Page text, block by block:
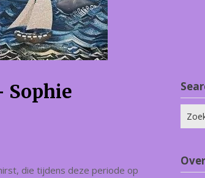
Sophie
die tijdens deze periode op
naar: